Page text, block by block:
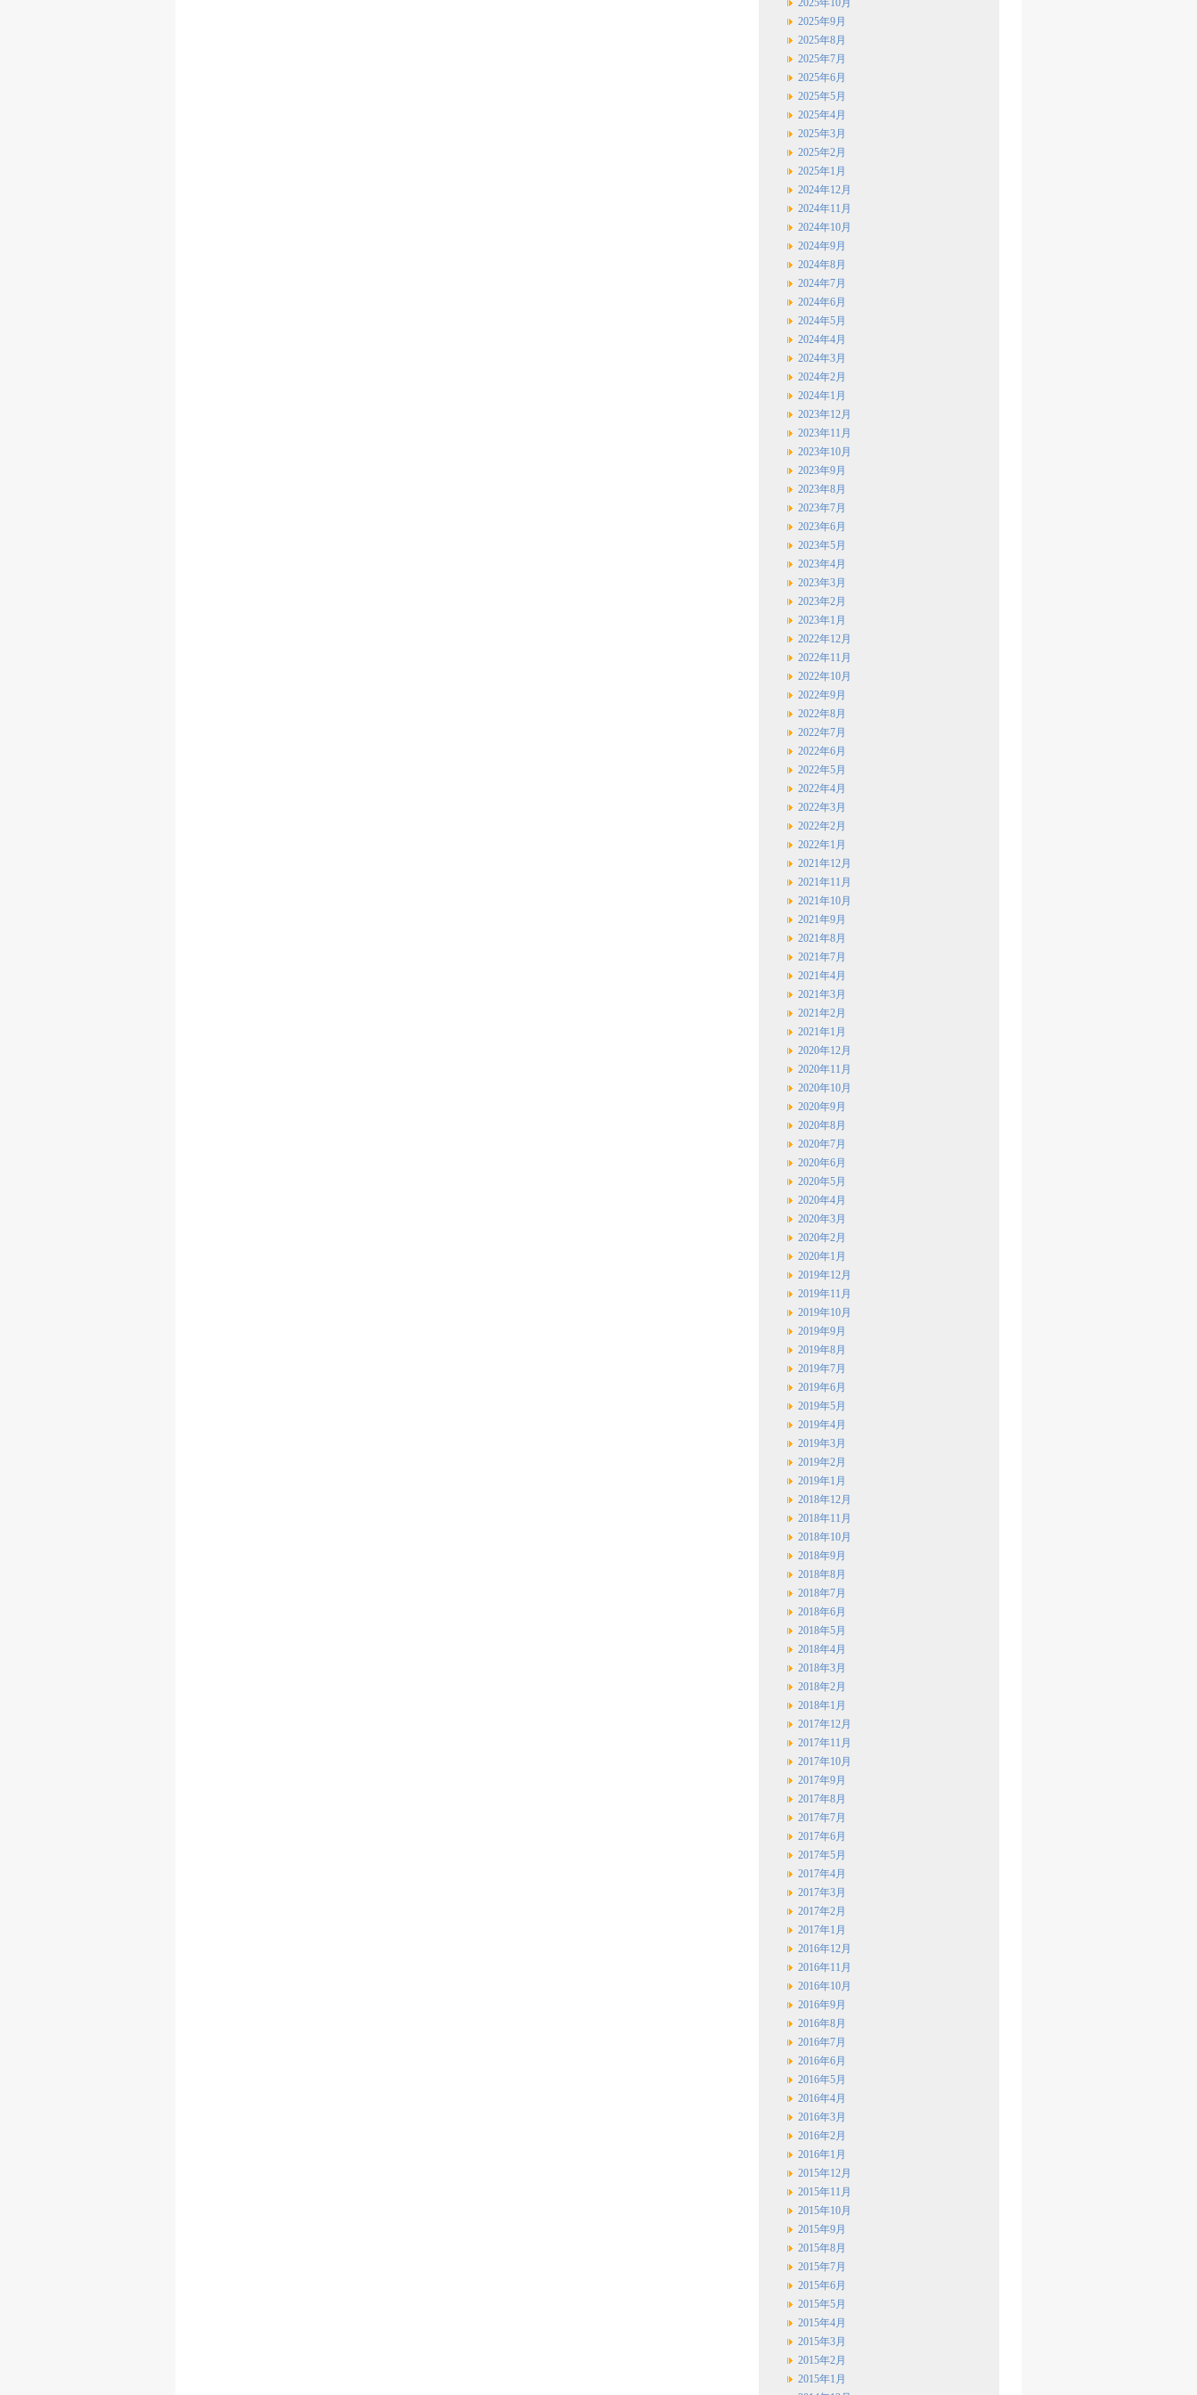
2025年10月
2025年9月
2025年8月
2025年7月
2025年6月
2025年5月
2025年4月
2025年3月
2025年2月
2025年1月
2024年12月
2024年11月
2024年10月
2024年9月
2024年8月
2024年7月
2024年6月
2024年5月
2024年4月
2024年3月
2024年2月
2024年1月
2023年12月
2023年11月
2023年10月
2023年9月
2023年8月
2023年7月
2023年6月
2023年5月
2023年4月
2023年3月
2023年2月
2023年1月
2022年12月
2022年11月
2022年10月
2022年9月
2022年8月
2022年7月
2022年6月
2022年5月
2022年4月
2022年3月
2022年2月
2022年1月
2021年12月
2021年11月
2021年10月
2021年9月
2021年8月
2021年7月
2021年4月
2021年3月
2021年2月
2021年1月
2020年12月
2020年11月
2020年10月
2020年9月
2020年8月
2020年7月
2020年6月
2020年5月
2020年4月
2020年3月
2020年2月
2020年1月
2019年12月
2019年11月
2019年10月
2019年9月
2019年8月
2019年7月
2019年6月
2019年5月
2019年4月
2019年3月
2019年2月
2019年1月
2018年12月
2018年11月
2018年10月
2018年9月
2018年8月
2018年7月
2018年6月
2018年5月
2018年4月
2018年3月
2018年2月
2018年1月
2017年12月
2017年11月
2017年10月
2017年9月
2017年8月
2017年7月
2017年6月
2017年5月
2017年4月
2017年3月
2017年2月
2017年1月
2016年12月
2016年11月
2016年10月
2016年9月
2016年8月
2016年7月
2016年6月
2016年5月
2016年4月
2016年3月
2016年2月
2016年1月
2015年12月
2015年11月
2015年10月
2015年9月
2015年8月
2015年7月
2015年6月
2015年5月
2015年4月
2015年3月
2015年2月
2015年1月